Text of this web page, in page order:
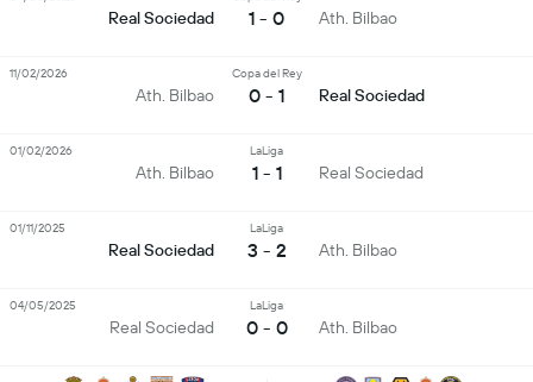
Real Sociedad 1 - 0 Ath. Bilbao
Ath. Bilbao
Copa del Rey
0 - 1 Real Sociedad
11/02/2026
Ath. Bilbao
LaLiga
1 - 1 Real Sociedad
01/02/2026
Real Sociedad
LaLiga
3 - 2 Ath. Bilbao
01/11/2025
Real Sociedad
LaLiga
0 - 0 Ath. Bilbao
04/05/2025